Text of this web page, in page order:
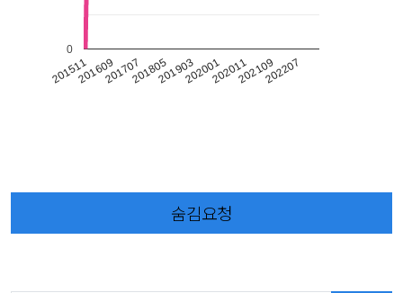
201511201609201707201805201903202001202011202109202207
0
숨김요청